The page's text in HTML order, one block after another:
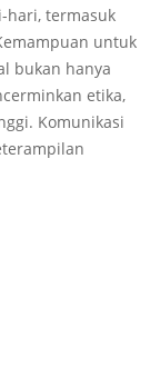
hari, termasuk
untuk
bukan hanya
etika,
Komunikasi